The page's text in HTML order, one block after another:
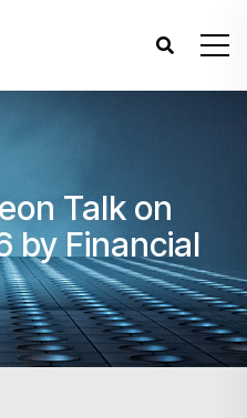
Talk on
by Financial